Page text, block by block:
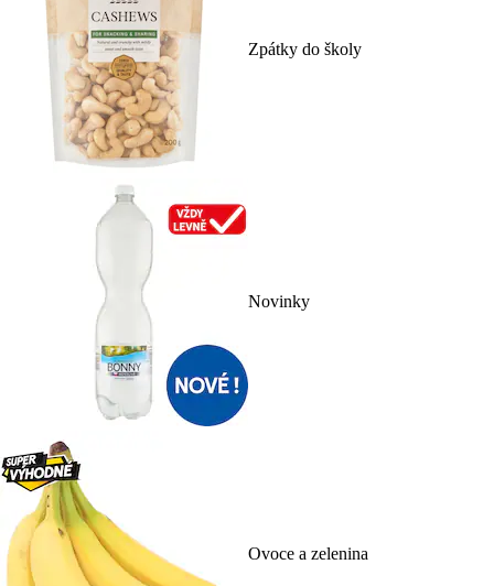
Zpátky do školy
Novinky
Ovoce a zelenina